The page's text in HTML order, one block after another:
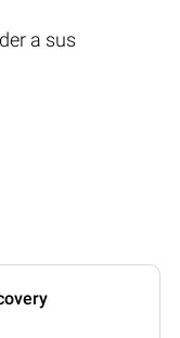
a sus